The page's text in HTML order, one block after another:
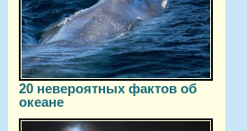
20 невероятных фактов об
океане